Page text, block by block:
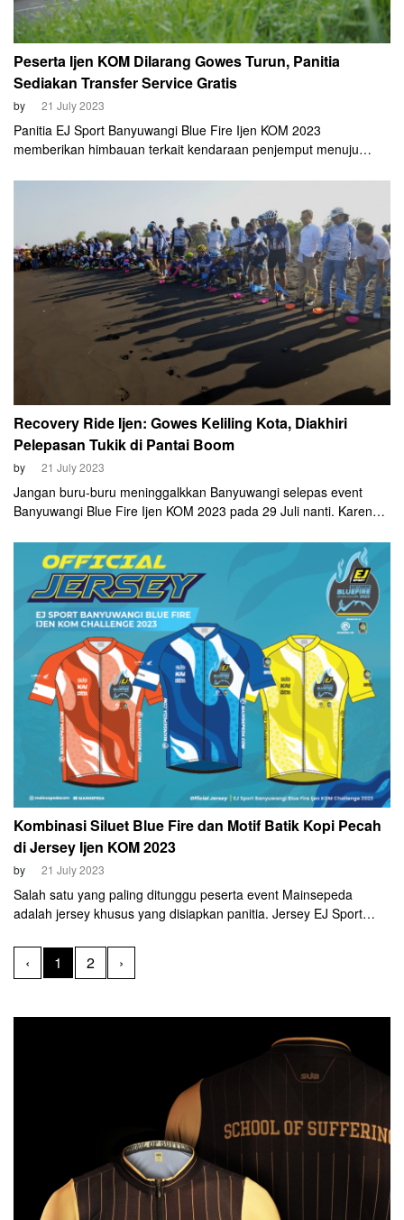
Peserta Ijen KOM Dilarang Gowes Turun, Panitia
Sediakan Transfer Service Gratis
by 21 July 2023
Panitia EJ Sport Banyuwangi Blue Fire Ijen KOM 2023
memberikan himbauan terkait kendaraan penjemput menuju
Recovery Ride Ijen: Gowes Keliling Kota, Diakhiri
Pelepasan Tukik di Pantai Boom
by 21 July 2023
Jangan buru-buru meninggalkkan Banyuwangi selepas event
Banyuwangi Blue Fire Ijen KOM 2023 pada 29 Juli nanti. Karena
menyiapkan recovery ride, Minggu 30 Juli 2023. Peserta akan
diajak gowes santai sejauh 19,3 km, menikmati suasana
Kabupaten Banyuwangi.
Kombinasi Siluet Blue Fire dan Motif Batik Kopi Pecah
di Jersey Ijen KOM 2023
by 21 July 2023
Salah satu yang paling ditunggu peserta event Mainsepeda
adalah jersey khusus yang disiapkan panitia. Jersey EJ Sport
peserta untuk balapan yang akan diadakan 29 Juli mendatang.
Ratusan peserta akan mengenakan jersey kualitas buatan SUB.
‹ 1 2 ›